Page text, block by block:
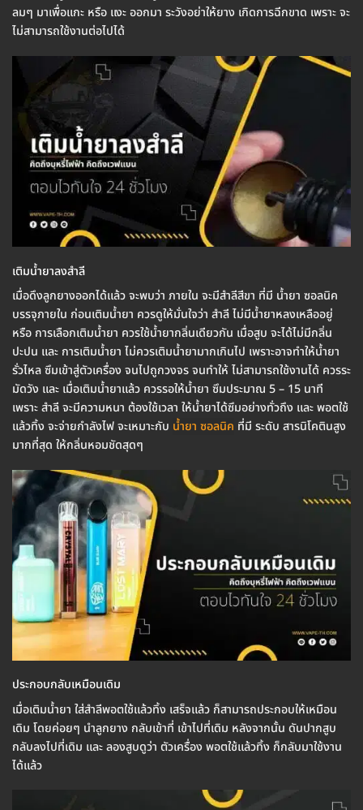
ลมๆ มาเพื่อแกะ หรือ แงะ ออกมา ระวังอย่าให้ยาง เกิดการฉีกขาด เพราะ จะ
ไม่สามารถใช้งานต่อไปได้
เติมน้ำยาลงสำลี
เมื่อดึงลูกยางออกได้แล้ว จะพบว่า ภายใน จะมีสำลีสีขา ที่มี น้ำยา ซอลนิค
บรรจุภายใน ก่อนเติมน้ำยา ควรดูให้มั่นใจว่า สำลี ไม่มีน้ำยาหลงเหลืออยู่
หรือ การเลือกเติมน้ำยา ควรใช้น้ำยากลิ่นเดียวกัน เมื่อสูบ จะได้ไม่มีกลิ่น
ปะปน และ การเติมน้ำยา ไม่ควรเติมน้ำยามากเกินไป เพราะอาจทำให้น้ำยา
รั่วไหล ซึมเข้าสู่ตัวเครื่อง จนไปถูกวงจร จนทำให้ ไม่สามารถใช้งานได้ ควรระ
มัดวัง และ เมื่อเติมน้ำยาแล้ว ควรรอให้น้ำยา ซึมประมาณ 5 – 15 นาที
เพราะ สำลี จะมีความหนา ต้องใช้เวลา ให้น้ำยาได้ซึมอย่างทั่วถึง และ พอตใช้
แล้วทิ้ง จะจ่ายกำลังไฟ จะเหมาะกับ น้ำยา ซอลนิค ที่มี ระดับ สารนิโคตินสูง
มากที่สุด ให้กลิ่นหอมชัดสุดๆ
ประกอบกลับเหมือนเดิม
เมื่อเติมน้ำยา ใส่สำลีพอตใช้แล้วทิ้ง เสร็จแล้ว ก็สามารถประกอบให้เหมือน
เดิม โดยค่อยๆ นำลูกยาง กลับเข้าที่ เข้าไปที่เดิม หลังจากนั้น ดันปากสูบ
กลับลงไปที่เดิม และ ลองสูบดูว่า ตัวเครื่อง พอตใช้แล้วทิ้ง ก็กลับมาใช้งาน
ได้แล้ว